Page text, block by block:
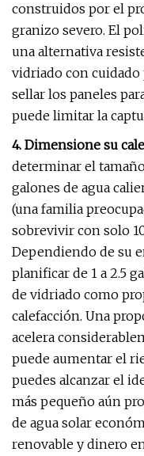
construidos por el
granizo severo. El
una alternativa
vidriado con cuidado
sellar los paneles
puede limitar la
4. Dimensione su
determinar el
galones de agua
(una familia
sobrevivir con solo
Dependiendo de su
planificar de 1 a 2.5
de vidriado como
calefacción. Una
acelera
puede aumentar el
puedes alcanzar el
más pequeño aún
de agua solar
renovable y dinero